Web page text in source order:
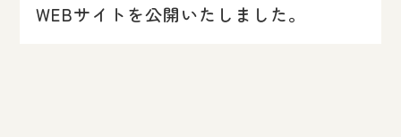
WEBサイトを公開いたしました。